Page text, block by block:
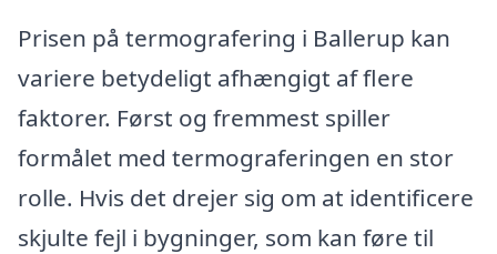
Prisen på termografering i Ballerup kan
variere betydeligt afhængigt af flere
faktorer. Først og fremmest spiller
formålet med termograferingen en stor
rolle. Hvis det drejer sig om at identificere
skjulte fejl i bygninger, som kan føre til